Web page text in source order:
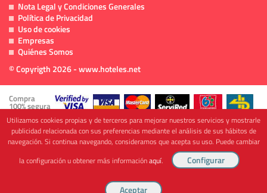
Nota Legal y Condiciones Generales
Política de Privacidad
Uso de cookies
Empresas
Quiénes Somos
© Copyrigth 2026 - www.hoteles.net
Compra
100% segura
Cofinanciado por
Utilizamos cookies propias y de terceros para mejorar nuestros servicios y mostrarle
publicidad relacionada con sus preferencias mediante el análisis de sus hábitos de
navegación. Si continua navegando, consideramos que acepta su uso. Puede cambiar
la configuración u obtener más informaciónaquí.